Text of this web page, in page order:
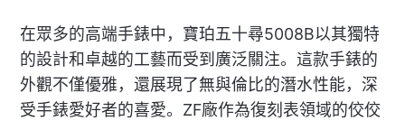
在眾多的高端手錶中，寶珀五十尋5008B以其獨特
的設計和卓越的工藝而受到廣泛關注。這款手錶的
外觀不僅優雅，還展現了無與倫比的潛水性能，深
受手錶愛好者的喜愛。ZF廠作為復刻表領域的佼佼